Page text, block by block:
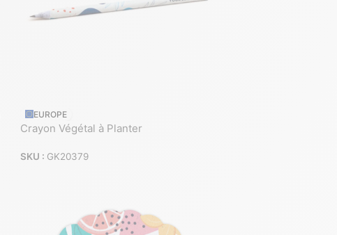
EUROPE
Crayon Végétal à Planter
SKU : GK20379